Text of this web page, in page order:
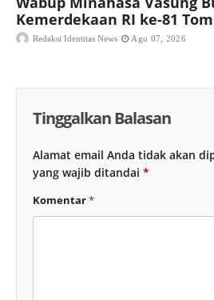
Kemerdekaan RI ke-81
Redaksi Identitas News Agu 07, 2026
Tinggalkan Balasan
Alamat email Anda tidak akan
yang wajib ditandai *
Komentar*